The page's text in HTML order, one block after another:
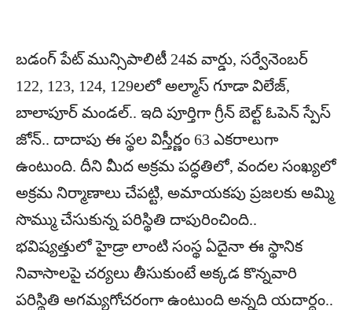
బడంగ్‌ పేట్‌ మున్సిపాలిటీ 24వ వార్డు, సర్వేనెంబర్‌
122, 123, 124, 129లలో అల్మాస్‌ గూడా విలేజ్‌,
బాలాపూర్‌ మండల్‌.. ఇది పూర్తిగా గ్రీన్‌ బెల్ట్‌ ఓపెన్‌ స్పేస్‌
జోన్‌.. దాదాపు ఈ స్థల విస్తీర్ణం 63 ఎకరాలుగా
ఉంటుంది. దీని మీద అక్రమ పద్ధతిలో, వందల సంఖ్యలో
అక్రమ నిర్మాణాలు చేపట్టి, అమాయకపు ప్రజలకు అమ్మి
సొమ్ము చేసుకున్న పరిస్థితి దాపురించింది..
భవిష్యత్తులో హైడ్రా లాంటి సంస్థ ఏదైనా ఈ స్థానిక
నివాసాలపై చర్యలు తీసుకుంటే అక్కడ కొన్నవారి
పరిస్థితి అగమ్యగోచరంగా ఉంటుంది అన్నది యదార్ధం..